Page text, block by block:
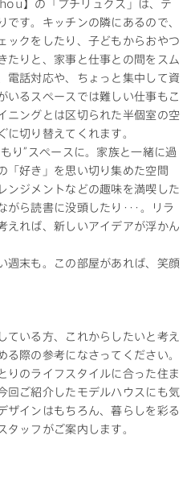
】の「プチリュクス」は、テ
す。キッチンの隣にあるので、
ックをしたり、子どもからおやつ
たりと、家事と仕事との間をスム
電話対応や、ちょっと集中して資
いるスペースでは難しい仕事もこ
ニングとは区切られた半個室の空
切り替えてくれます。
り”スペースに。家族と一緒に過
「好き」を思い切り集めた空間
ンジメントなどの趣味を満喫した
がら読書に没頭したり･･･。リラ
えれば、新しいアイデアが浮かん
週末も。この部屋があれば、笑顔
ている方、これからしたいと考え
際の参考になさってください。
りのライフスタイルに合った住ま
回ご紹介したモデルハウスにも気
ザインはもちろん、暮らしを彩る
ッフがご案内します。